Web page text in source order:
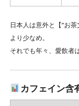
日本人は意外と【“お
より少なめ。
それでも年々、愛飲者
カフェイン含